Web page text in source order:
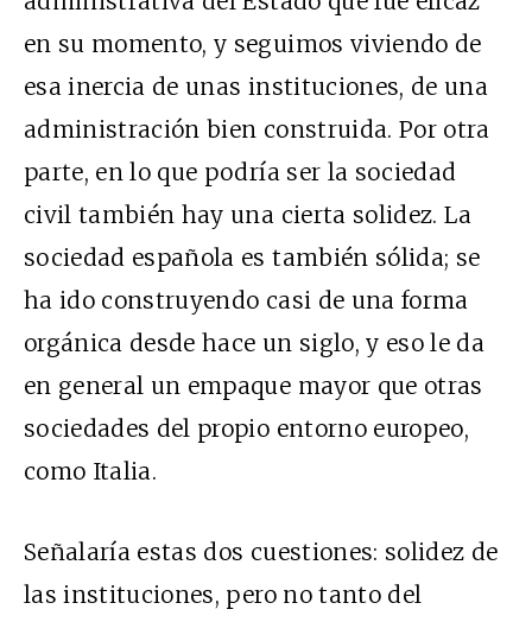
en su momento, y seguimos viviendo de
esa inercia de unas instituciones, de una
administración bien construida. Por otra
parte, en lo que podría ser la sociedad
civil también hay una cierta solidez. La
sociedad española es también sólida; se
ha ido construyendo casi de una forma
orgánica desde hace un siglo, y eso le da
en general un empaque mayor que otras
sociedades del propio entorno europeo,
como Italia.
Señalaría estas dos cuestiones: solidez de
las instituciones, pero no tanto del